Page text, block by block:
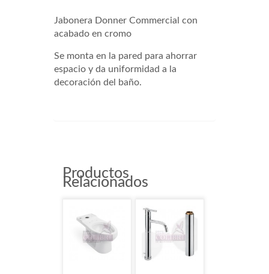
Jabonera Donner Commercial con
acabado en cromo
Se monta en la pared para ahorrar
espacio y da uniformidad a la
decoración del baño.
Productos
Relacionados